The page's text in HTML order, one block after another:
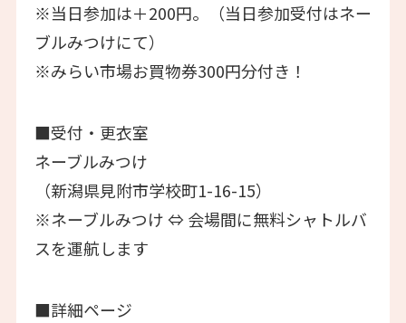
※当日参加は＋200円。（当日参加受付はネー
ブルみつけにて）
※みらい市場お買物券300円分付き！
■受付・更衣室
ネーブルみつけ
（新潟県見附市学校町1-16-15）
※ネーブルみつけ ⇔ 会場間に無料シャトルバ
スを運航します
■詳細ページ